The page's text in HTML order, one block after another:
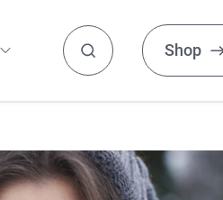
FITNESS UND REGENERATION
Faszien
Shop